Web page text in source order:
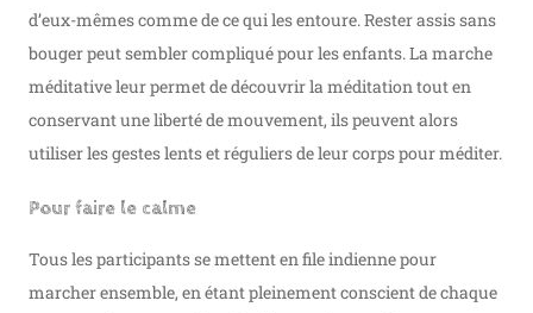
d’eux-mêmes comme de ce qui les entoure. Rester assis sans
bouger peut sembler compliqué pour les enfants. La marche
méditative leur permet de découvrir la méditation tout en
conservant une liberté de mouvement, ils peuvent alors
utiliser les gestes lents et réguliers de leur corps pour méditer.
Pour faire le calme
Tous les participants se mettent en file indienne pour
marcher ensemble, en étant pleinement conscient de chaque